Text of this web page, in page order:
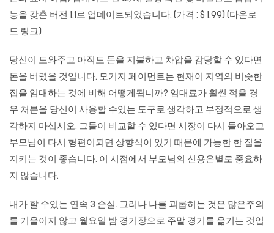
능을 갖춘 버전 1.1로 업데이트되었습니다. (가격 : $ 1.99) (다운로
드 링크)
당신이 도와주고 아직도 돈을 지불하고 차압을 감당할 수 있다면
돈을 버렸을 것입니다. 모기지 페이먼트는 현재이 지역의 비슷한
집을 임대하는 것에 비해 어떻게됩니까? 임대료가 훨씬 적을 경
우 처분을 당신이 사용할 수있는 도구로 생각하고 부정적으로 생
각하지 마십시오. 그들이 비교할 수 있다면 시장이 다시 돌아오고
부모님이 다시 형편이되면 상향식이 있기 때문에 가능한 한 집을
지키는 것이 좋습니다. 이 시점에서 부모님의 신용은별로 중요하
지 않습니다.
내가 할 수있는 연속 3 손실. 그러나 나를 괴롭히는 것은 많은주의
를 기울이지 않고 월요일 밤 경기장으로 주말 경기를 옮기는 것입